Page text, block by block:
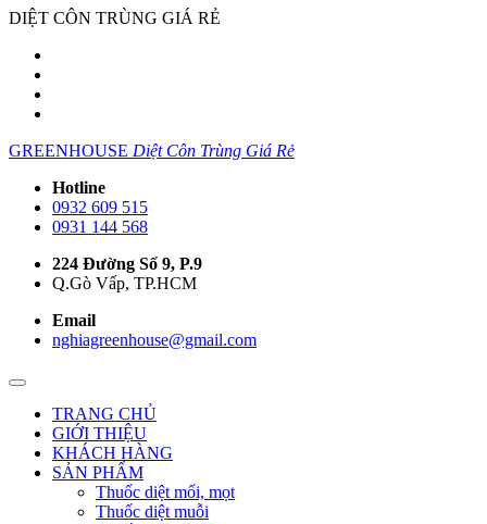
DIỆT CÔN TRÙNG GIÁ RẺ
GREENHOUSE Diệt Côn Trùng Giá Rẻ
Hotline
0932 609 515
0931 144 568
224 Đường Số 9, P.9
Q.Gò Vấp, TP.HCM
Email
nghiagreenhouse@gmail.com
TRANG CHỦ
GIỚI THIỆU
KHÁCH HÀNG
SẢN PHẨM
Thuốc diệt mối, mọt
Thuốc diệt muỗi